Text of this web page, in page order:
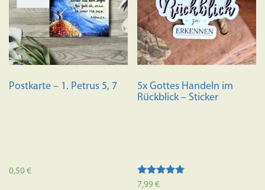
Postkarte – 1. Petrus 5, 7
0,50€
5x Gottes Handeln im
Rückblick – Sticker
Bewertet mit
7,99€